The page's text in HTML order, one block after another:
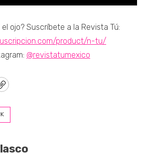
ojo? Suscríbete a la Revista Tú:
product/n-tu/
@revistatumexico
Copy